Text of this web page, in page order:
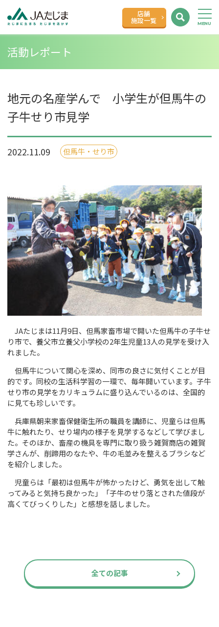
店舗
施設一覧
活動レポート
地元の名産学んで 小学生が但馬牛の
子牛せり市見学
2022.11.09 但馬牛・せり市
JAたじまは11月9日、但馬家畜市場で開いた但馬牛の子牛せ
り市で、養父市立養父小学校の2年生児童13人の見学を受け入
れました。
但馬牛について関心を深め、同市の良さに気付くことが目
的です。同校の生活科学習の一環で、毎年開いています。子牛
せり市の見学をカリキュラムに盛り込んでいるのは、全国的
に見ても珍しいです。
兵庫県朝来家畜保健衛生所の職員を講師に、児童らは但馬
牛に触れたり、せり場内の様子を見学するなどして学びまし
た。そのほか、畜産の機具を専門に取り扱う雑賀商店の雑賀
学さんが、削蹄用のなたや、牛の毛並みを整えるブラシなど
を紹介しました。
児童らは「最初は但馬牛が怖かったけど、勇気を出して触
ってみると気持ち良かった」「子牛のせり落とされた値段が
高くてびっくりした」と感想を話しました。
全ての記事